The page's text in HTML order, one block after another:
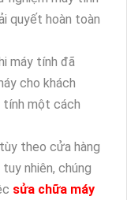
quyết hoàn toàn
máy tính đã
cho khách
tính một cách
theo cửa hàng
nhiên, chúng
sửa chữa máy